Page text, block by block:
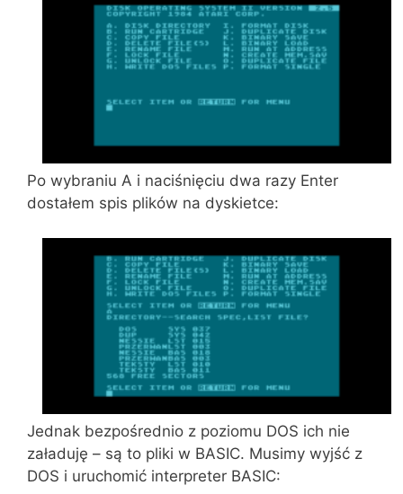
Po wybraniu A i naciśnięciu dwa razy Enter
dostałem spis plików na dyskietce:
Jednak bezpośrednio z poziomu DOS ich nie
załaduję – są to pliki w BASIC. Musimy wyjść z
DOS i uruchomić interpreter BASIC: